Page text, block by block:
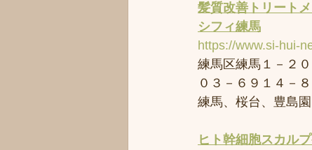
髪質改善トリート
シフィ練馬
https://www.si-hui-
練馬区練馬１－２
０３－６９１４－
練馬、桜台、豊島園
ヒト幹細胞スカル